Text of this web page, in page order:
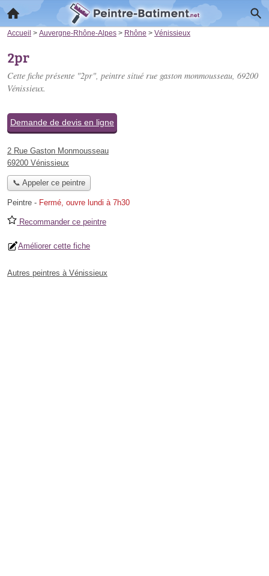
Accueil > Auvergne-Rhône-Alpes > Rhône > Vénissieux
2pr
Cette fiche présente "2pr", peintre situé rue gaston monmousseau, 69200
Vénissieux.
Demande de devis en ligne
2 Rue Gaston Monmousseau
69200 Vénissieux
📞 Appeler ce peintre
Peintre - Fermé, ouvre lundi à 7h30
Recommander ce peintre
Améliorer cette fiche
Autres peintres à Vénissieux